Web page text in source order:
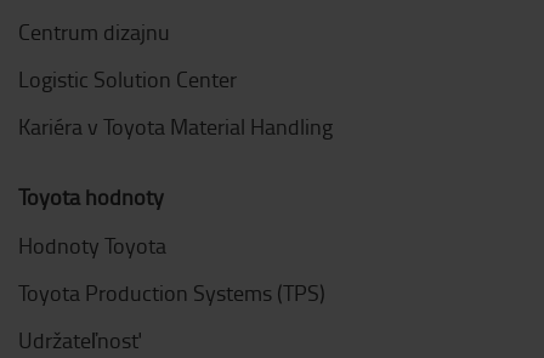
Centrum dizajnu
Logistic Solution Center
Kariéra v Toyota Material Handling
Toyota hodnoty
Hodnoty Toyota
Toyota Production Systems (TPS)
Udržateľnosť